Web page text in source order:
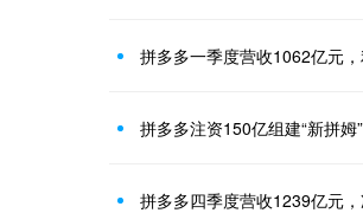
拼多多注资150亿组建“新拼姆
拼多多四季度营收1239亿元